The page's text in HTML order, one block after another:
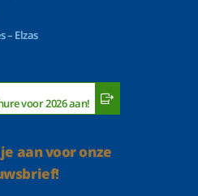
– Elzas
voor 2026 aan!
aan voor onze